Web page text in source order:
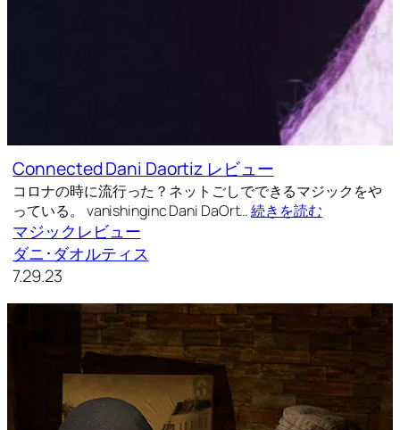
Connected Dani Daortiz レビュー
コロナの時に流行った？ネットごしでできるマジックをや
っている。 vanishinginc Dani DaOrt…続きを読む
マジックレビュー
ダニ･ダオルティス
7.29.23